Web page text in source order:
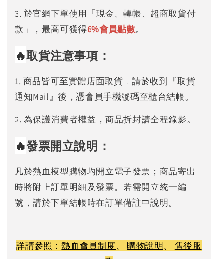
3. 於官網下單使用「現金、轉帳、超商取貨付
款」，最高可獲得6%會員點數。
🔥取貨注意事項：
1. 商品皆可至實體店面取貨，請於收到『取貨
通知Mail』後，憑會員手機號碼至櫃台結帳。
2. 為保護消費者權益，商品拆封請全程錄影。
🔥發票開立說明：
凡於熱血模型購物均開立電子發票；商品寄出
時將附上訂單明細及發票。若需開立統一編
號，請於下單結帳時在訂單備註中說明。
詳請參照：熱血會員制度、 購物說明、 售後服